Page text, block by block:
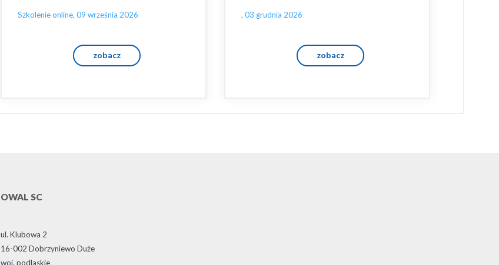
Szkolenie online, 09 września 2026
zobacz
, 03 grudnia 2026
zobacz
OWAL SC
ul. Klubowa 2
16-002 Dobrzyniewo Duże
woj. podlaskie